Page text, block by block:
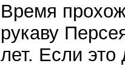
Время
рукаву
лет. Если это